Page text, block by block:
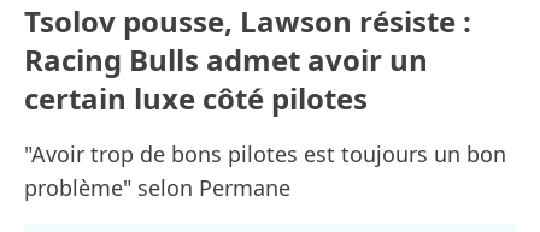
Tsolov pousse, Lawson résiste :
Racing Bulls admet avoir un
certain luxe côté pilotes
"Avoir trop de bons pilotes est toujours un bon
problème" selon Permane